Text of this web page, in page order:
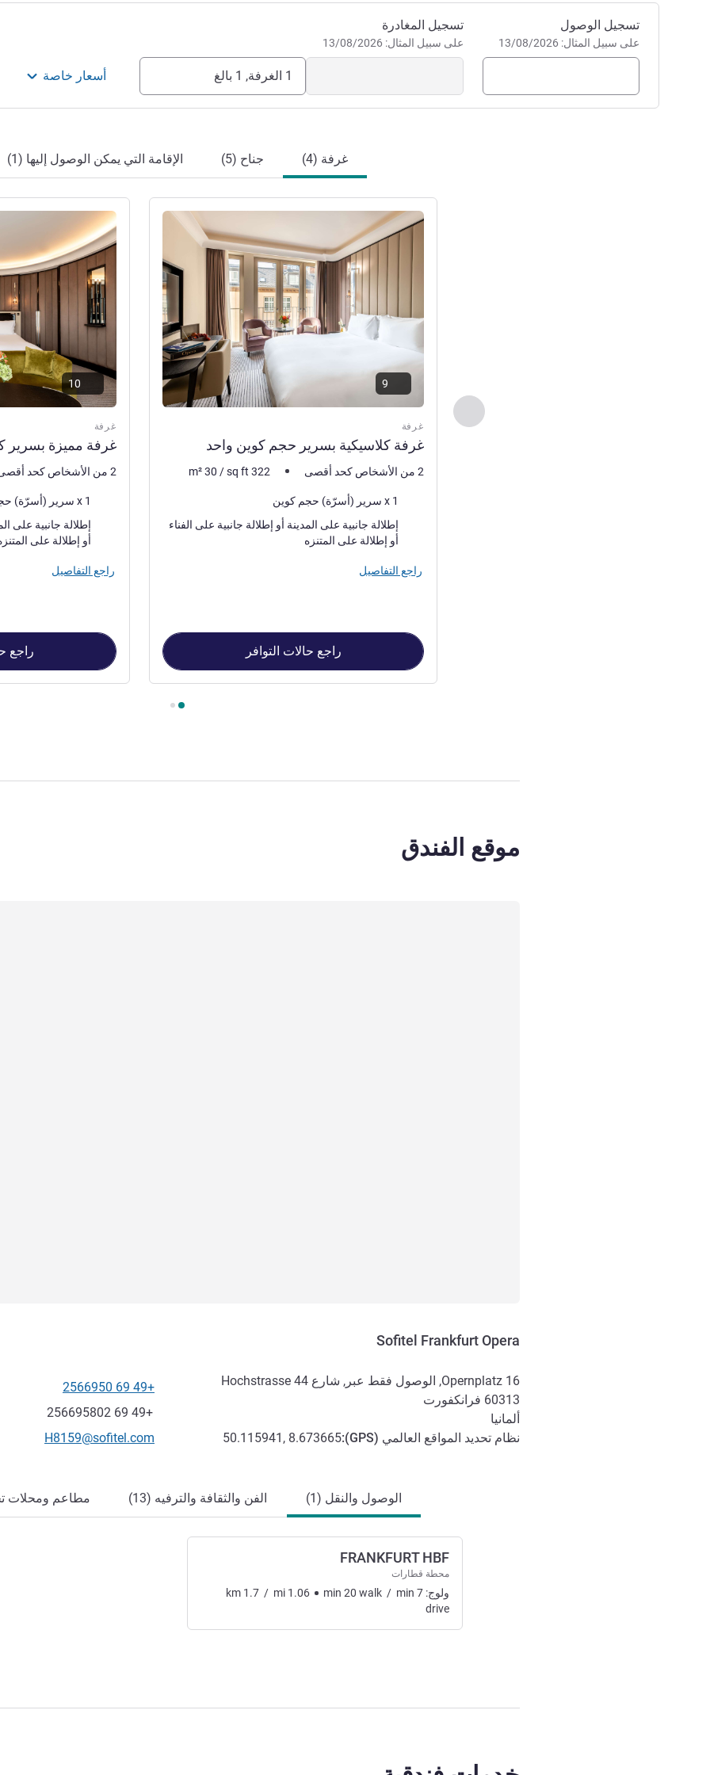
احجز في هذا الفندق
تسجيل الوصول
على سبيل المثال: 13/08/2026
تسجيل المغادرة
على سبيل المثال: 13/08/2026
1 الغرفة, 1 بالغ أسعار خاصة
غرفة (4) جناح (5) الإقامة التي يمكن الوصول إليها (1)
السابق - غرفة
غرفة
غرفة كلاسيكية بسرير حجم كوين واحد
راجع التفاصيل
2 من الأشخاص كحد أقصى m²30 /sq ft 322
فرش السرير
1 x سرير (أسرّة) حجم كوين
المناظر:
إطلالة جانبية على المدينة أو إطلالة جانبية على الفناء
أو إطلالة على المتنزه
راجع التفاصيل
راجع حالات التوافر
غرفة
غرفة مميزة بسرير
راجع التفاصيل
2 من الأشخاص كحد أقصى
فرش السرير
1 x سرير (أسرّة) حجم كوين
المناظر:
أو إطلالة على المتنزه
راجع التفاصيل
راجع
موقع الفندق
Sofitel Frankfurt Opera
Opernplatz 16, الوصول فقط عبر, شارع Hochstrasse 44
60313 فرانكفورت
ألمانيا
نظام تحديد المواقع العالمي (GPS
):
50.115941, 8.673665
الهاتف
+49 69 2566950
فاكس
+49 69 256695802
تواصل معنا عبر البريد
H8159@sofitel.com
الوصول والنقل (1) الفن والثقافة والترفيه (13) مطاعم ومحلات
FRANKFURT HBF
محطة قطارات
ولوج: km 1.7 / mi 1.06 min 20 walk / min 7
drive